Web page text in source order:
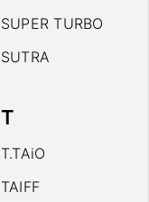
SUPER TURBO
SUTRA
T
T.TAiO
TAIFF